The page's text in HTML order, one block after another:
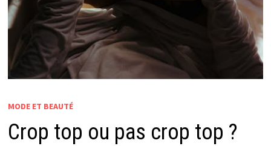
MODE ET BEAUTÉ
Crop top ou pas crop top ?